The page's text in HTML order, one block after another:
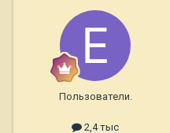
Пользователи.
2,4 тыс